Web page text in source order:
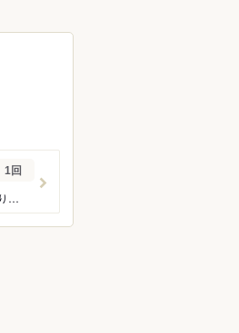
友人とランチで利用しました。 平日の11:00頃来店したので、他に利用されているお客さんはいませんでした。 鰹節たっぷりのお茶漬けと小鉢がいろいろのランチセットを注文しましたが、リーズナブルで美味しかったです！ 駅から近いので利用しやすくおすすめです。
1回